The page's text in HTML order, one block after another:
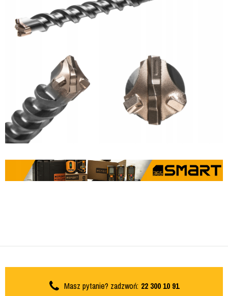
Masz pytanie? zadzwoń: 22 300 10 91